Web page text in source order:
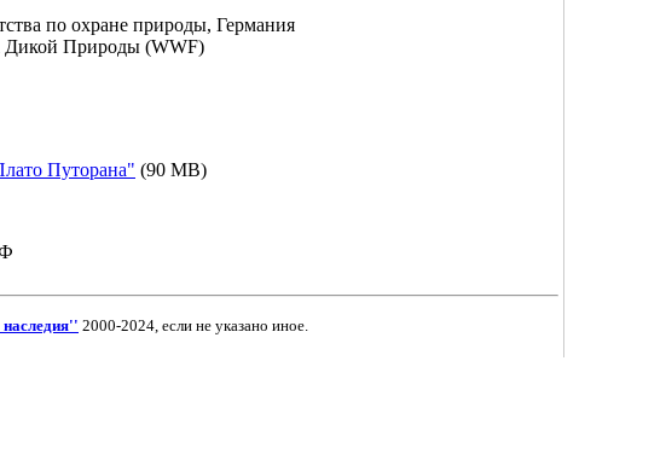
по охране природы, Германия
Дикой Природы (WWF)
Путорана" (90 MB)
2000-2024, если не указано иное.